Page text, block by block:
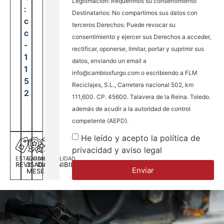
ESTADO
REVISADA
GARANTÍA
3
MESES
DISPONILIDAD
DISPONIBILIDAD
:
c
c
-
1
1
5
2
Destinatarios: No compartimos sus datos con
terceros Derechos: Puede revocar su
consentimiento y ejercer sus Derechos a acceder,
rectificar, oponerse, limitar, portar y suprimir sus
datos, enviando un email a
info@cambiosfurgo.com o escribiendo a FLM
Reciclajes, S.L., Carretera nacional 502, km
111,600. CP. 45600. Talavera de la Reina. Toledo.
además de acudir a la autoridad de control
competente (AEPD).
He leído y acepto la política de
privacidad y aviso legal
Enviar